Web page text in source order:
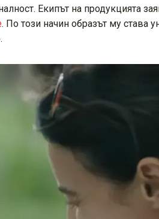
Екипът на продукцията
. По този начин образът му става